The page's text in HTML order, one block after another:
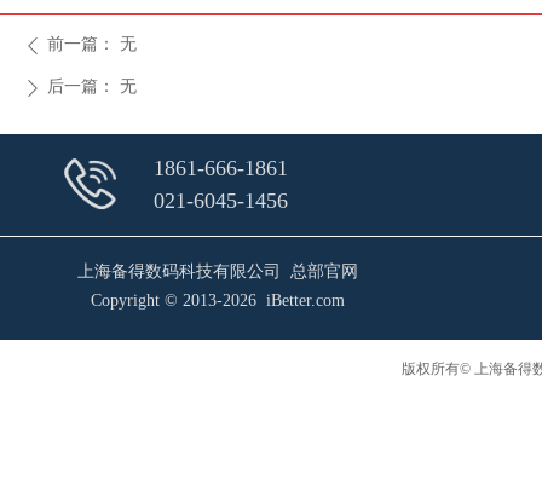
ꄴ 前一篇： 无
ꄲ 后一篇： 无
上海备得数码科技有限公司 总部官网
Copyright © 2013-2026 iBetter.com
1861-666-1861
021-6045-1456
版权所有© 上海备得